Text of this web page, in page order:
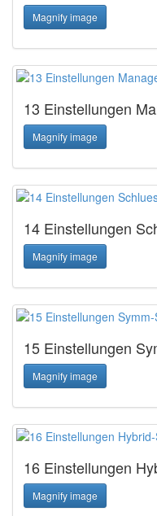
Magnify image
13 Einstellungen
Magnify image
14 Einstellungen
Magnify image
15 Einstellungen
Magnify image
16 Einstellungen
Magnify image